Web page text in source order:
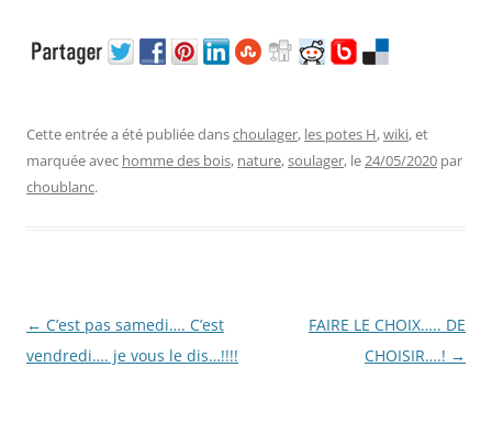
Cette entrée a été publiée danschoulager, les potes H,wiki, et
marquée avec homme des bois, nature,soulager, le24/05/2020 par
choublanc.
Navigation
des
← C’est pas samedi…. C’est
vendredi…. je vous le dis…!!!!
FAIRE LE CHOIX….. DE
CHOISIR….! →